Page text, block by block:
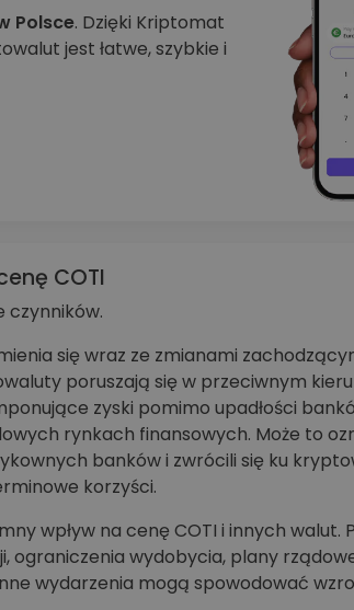
Polsce. Dzięki Kriptomat
jest łatwe, szybkie i
COTI
czynników.
się wraz ze zmianami
poruszają się w przeciwnym
zyski pomimo upadłości
rynkach finansowych. Może to
banków i zwrócili się ku
korzyści.
wpływ na cenę COTI i innych walut.
ograniczenia wydobycia, plany
wydarzenia mogą spowodować